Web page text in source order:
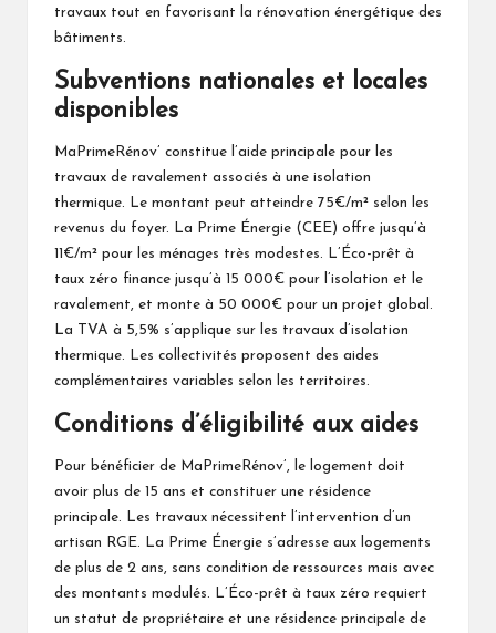
travaux tout en favorisant la rénovation énergétique des
bâtiments.
Subventions nationales et locales
disponibles
MaPrimeRénov’ constitue l’aide principale pour les
travaux de ravalement associés à une isolation
thermique. Le montant peut atteindre 75€/m² selon les
revenus du foyer. La Prime Énergie (CEE) offre jusqu’à
11€/m² pour les ménages très modestes. L’Éco-prêt à
taux zéro finance jusqu’à 15 000€ pour l’isolation et le
ravalement, et monte à 50 000€ pour un projet global.
La TVA à 5,5% s’applique sur les travaux d’isolation
thermique. Les collectivités proposent des aides
complémentaires variables selon les territoires.
Conditions d’éligibilité aux aides
Pour bénéficier de MaPrimeRénov’, le logement doit
avoir plus de 15 ans et constituer une résidence
principale. Les travaux nécessitent l’intervention d’un
artisan RGE. La Prime Énergie s’adresse aux logements
de plus de 2 ans, sans condition de ressources mais avec
des montants modulés. L’Éco-prêt à taux zéro requiert
un statut de propriétaire et une résidence principale de